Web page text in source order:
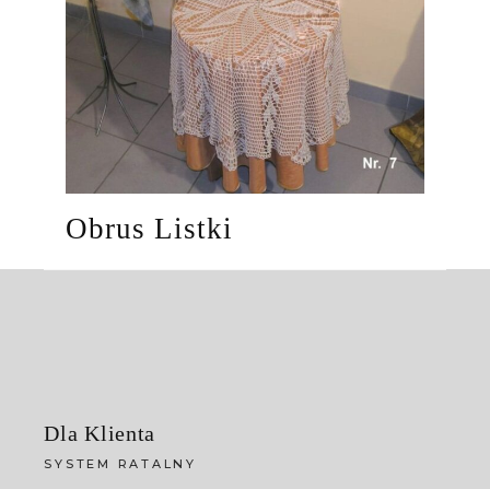
Obrus Listki
Dla Klienta
SYSTEM RATALNY